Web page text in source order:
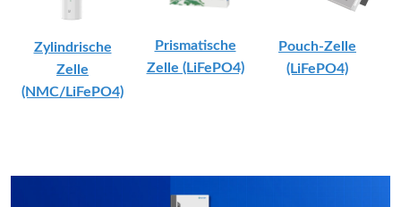
Zylindrische
Zelle
(NMC/LiFePO4)
Prismatische
Zelle (LiFePO4)
Pouch-Zelle
(LiFePO4)